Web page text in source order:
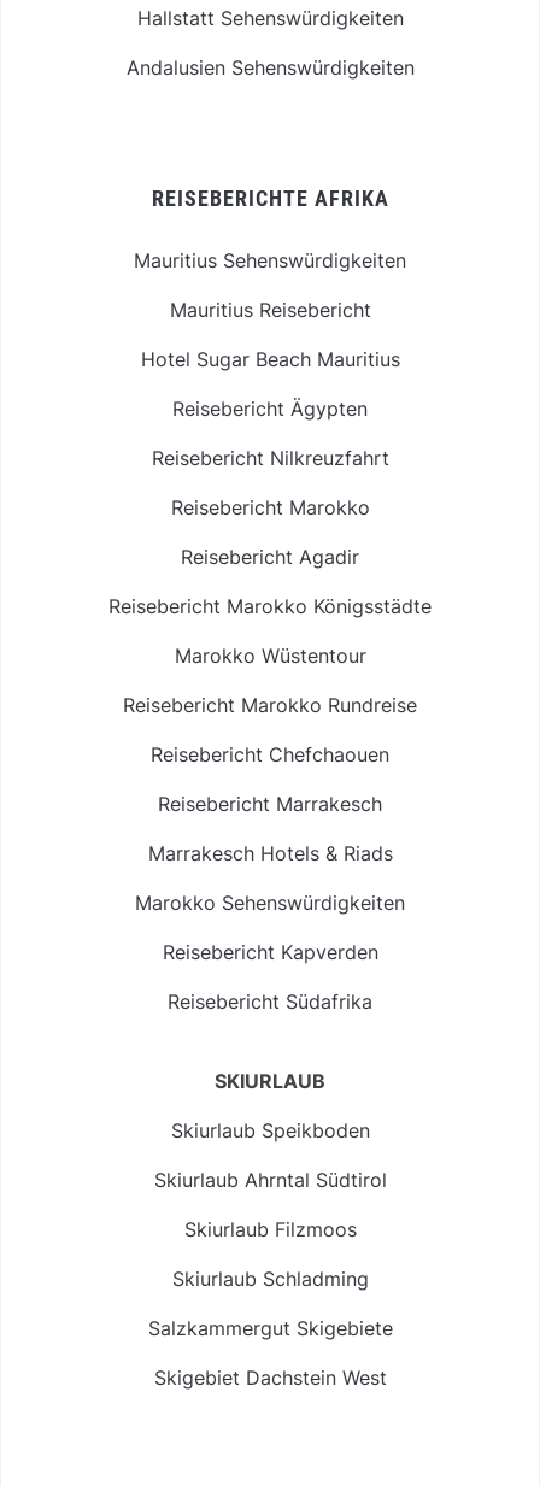
Hallstatt Sehenswürdigkeiten
Andalusien Sehenswürdigkeiten
REISEBERICHTE AFRIKA
Mauritius Sehenswürdigkeiten
Mauritius Reisebericht
Hotel Sugar Beach Mauritius
Reisebericht Ägypten
Reisebericht Nilkreuzfahrt
Reisebericht Marokko
Reisebericht Agadir
Reisebericht Marokko Königsstädte
Marokko Wüstentour
Reisebericht Marokko Rundreise
Reisebericht Chefchaouen
Reisebericht Marrakesch
Marrakesch Hotels & Riads
Marokko Sehenswürdigkeiten
Reisebericht Kapverden
Reisebericht Südafrika
SKIURLAUB
Skiurlaub Speikboden
Skiurlaub Ahrntal Südtirol
Skiurlaub Filzmoos
Skiurlaub Schladming
Salzkammergut Skigebiete
Skigebiet Dachstein West